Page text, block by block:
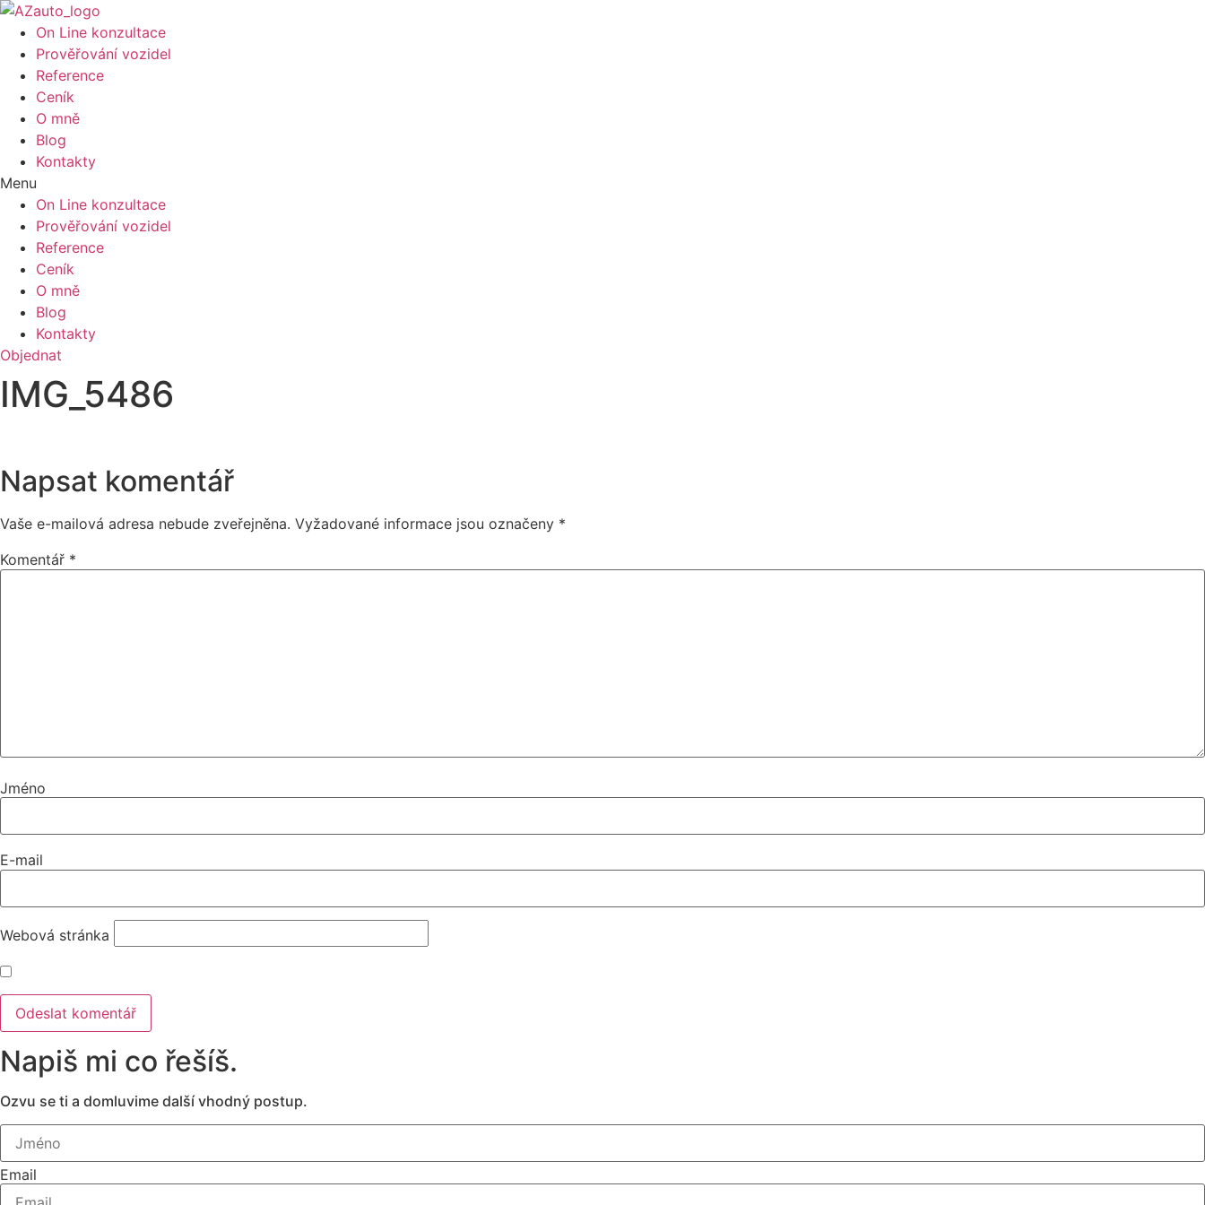
On Line konzultace
Prověřování vozidel
Reference
Ceník
O mně
Blog
Kontakty
Menu
On Line konzultace
Prověřování vozidel
Reference
Ceník
O mně
Blog
Kontakty
Objednat
IMG_5486
Napsat komentář
Vaše e-mailová adresa nebude zveřejněna. Vyžadované informace jsou označeny *
Komentář *
Jméno
E-mail
Webová stránka
Napiš mi co řešíš.
Ozvu se ti a domluvime další vhodný postup.
Email